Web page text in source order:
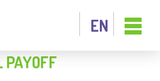
EN
PAYOFF